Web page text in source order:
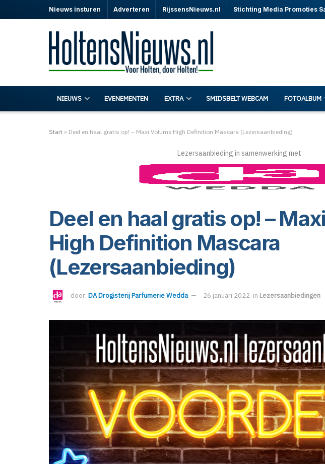
Nieuws insturen Adverteren RijssensNieuws.nl Stichting Media Promoties
NIEUWS EVENEMENTEN EXTRA SMIDSBELT WEBCAM FOTOALBUM
Start » Deel en haal gratis op! – Maxi Volume High Definition Mascara (Lezersaanbieding)
Lezersaanbieding in samenwerking met
Deel en haal gratis op! –
High Definition Mascara
(Lezersaanbieding)
door: DA Drogisterij Parfumerie Wedda 26 januari 2022 in Lezersaanbiedingen